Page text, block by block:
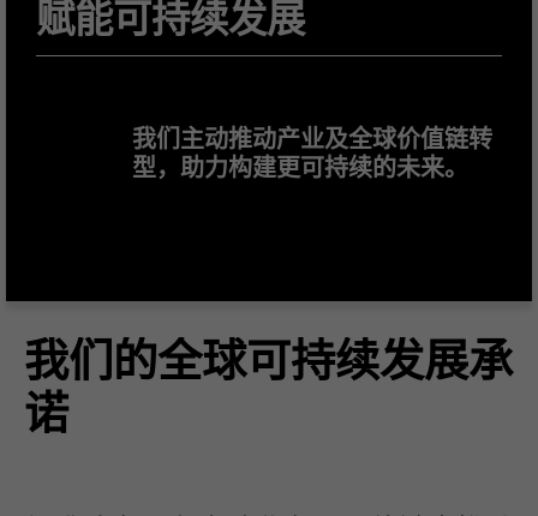
赋能可持续发展
我们主动推动产业及全球价值链转
型，助力构建更可持续的未来。
我们的全球可持续发展承
诺